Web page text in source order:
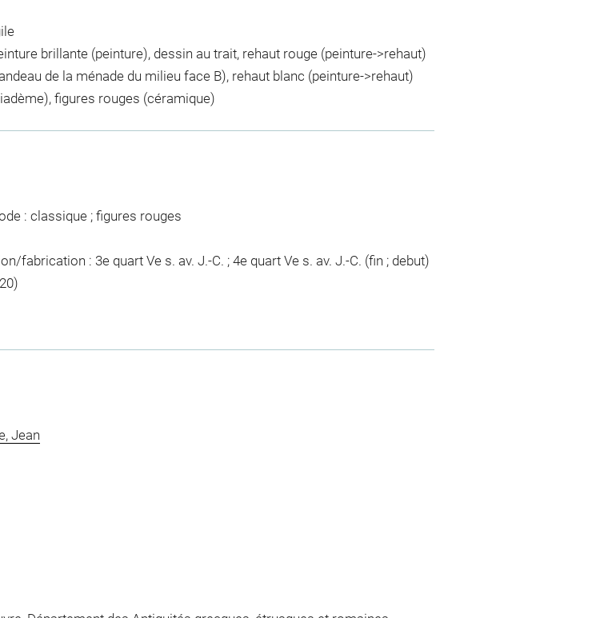
brillante (peinture), dessin au trait, rehaut rouge (peinture->rehaut)
de la ménade du milieu face B), rehaut blanc (peinture->rehaut)
figures rouges (céramique)
: classique ; figures rouges
fabrication : 3e quart Ve s. av. J.-C. ; 4e quart Ve s. av. J.-C. (fin ; debut)
Jean